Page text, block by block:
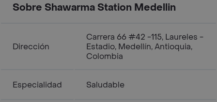
Sobre Shawarma Station Medellin
Dirección
Carrera 66 #42 -115, Laureles -
Estadio, Medellín, Antioquia,
Colombia
Especialidad Saludable